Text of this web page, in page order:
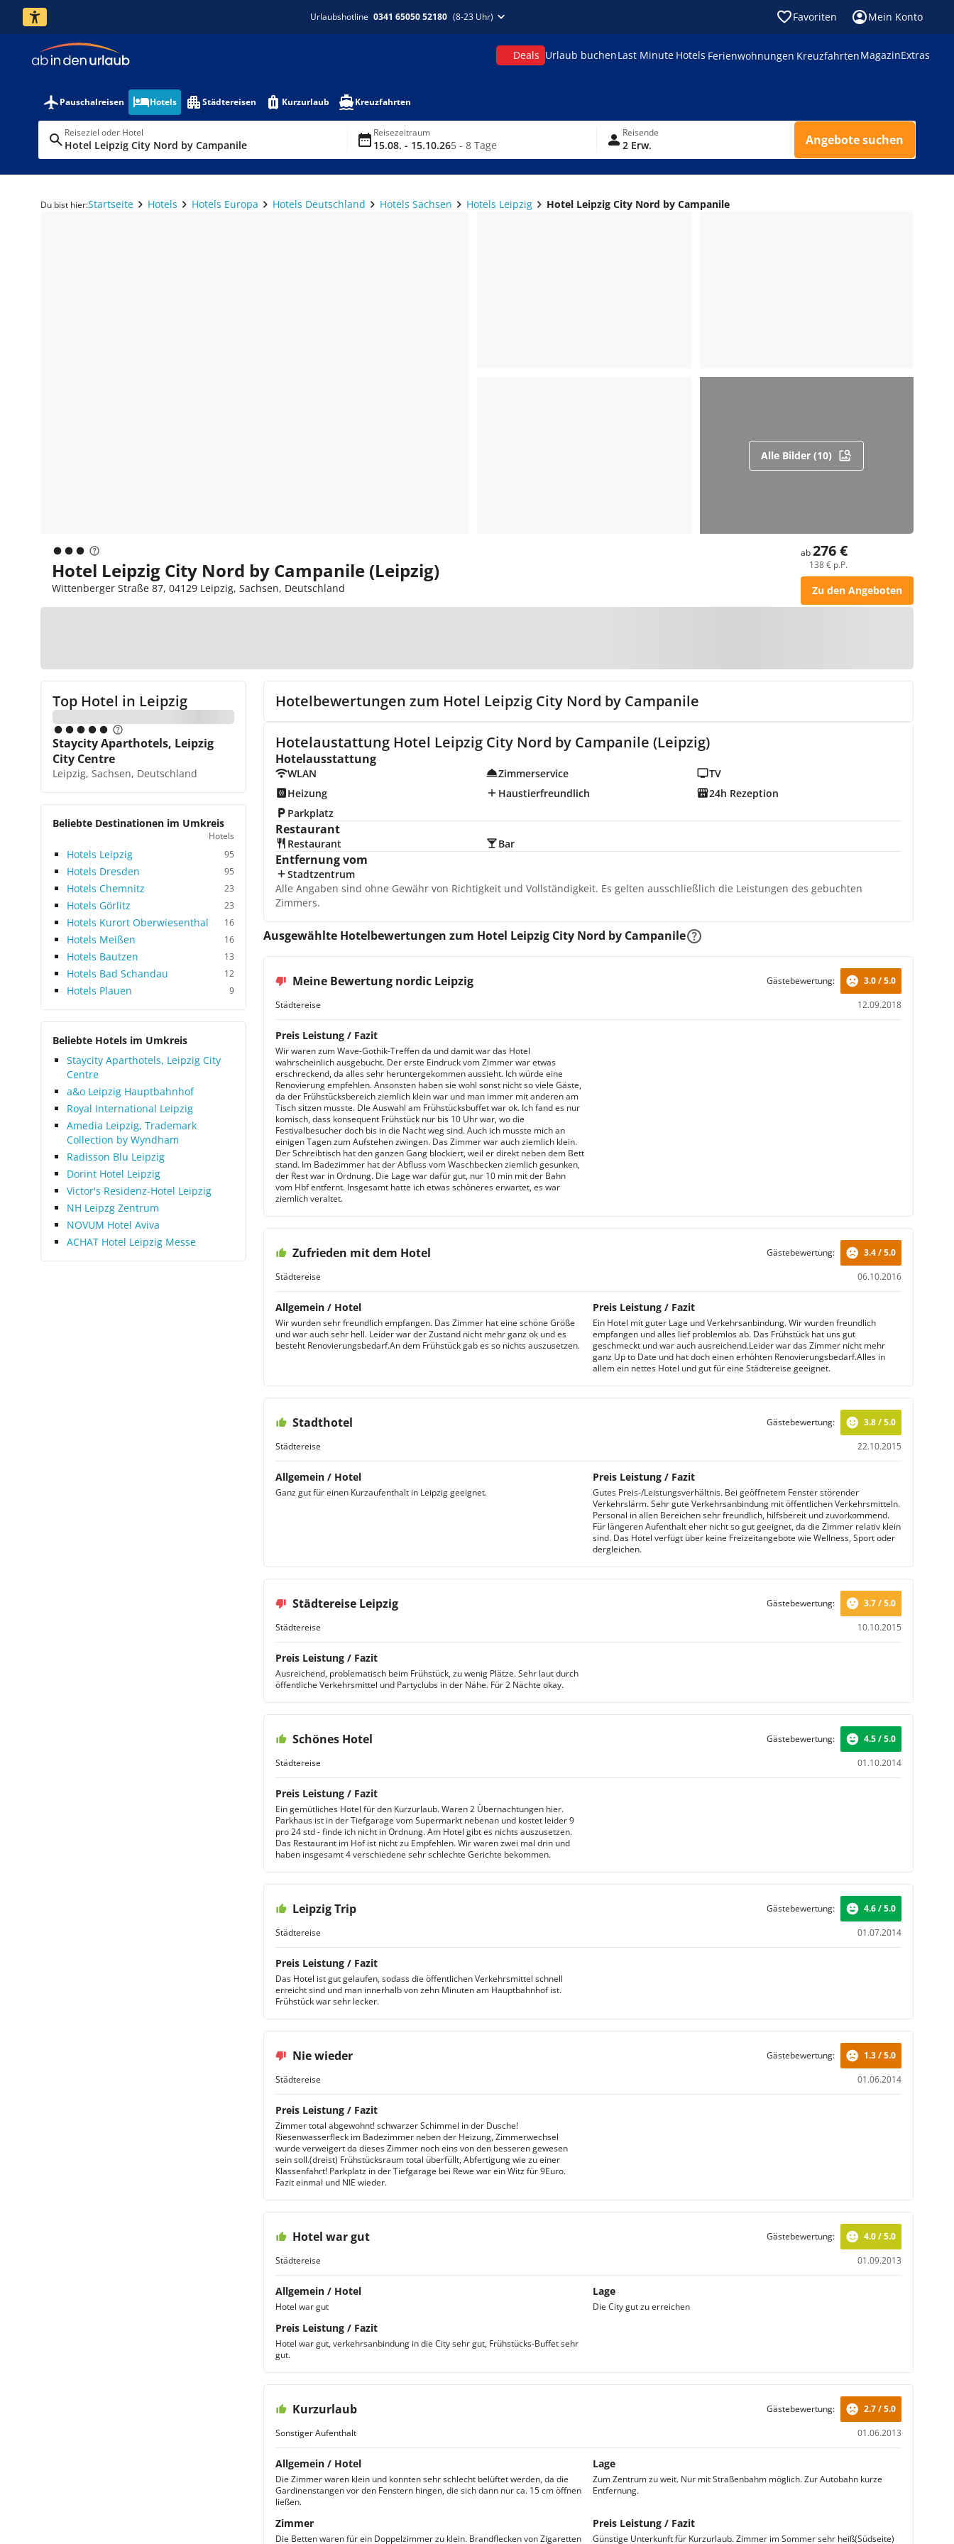
Urlaubshotline 0341 65050 52180 (8-23 Uhr) Favoriten Mein Konto
Deals Urlaub buchenLast Minute Hotels Ferienwohnungen KreuzfahrtenMagazinExtras
Pauschalreisen Hotels Städtereisen Kurzurlaub Kreuzfahrten
Reiseziel oder Hotel
Hotel Leipzig City Nord by Campanile
Reisezeitraum
15.08. - 15.10.265 - 8 Tage
Reisende
2 Erw. Angebote suchen
Du bist hier:Startseite Hotels Hotels Europa Hotels Deutschland Hotels Sachsen Hotels Leipzig Hotel Leipzig City Nord by Campanile
Alle Bilder (10)
Hotel Leipzig City Nord by Campanile (Leipzig)
Wittenberger Straße 87, 04129 Leipzig, Sachsen, Deutschland
ab276 €
138 € p.P.
Zu den Angeboten
Top Hotel in Leipzig
Staycity Aparthotels, Leipzig
City Centre
Leipzig, Sachsen, Deutschland
Beliebte Destinationen im Umkreis
Hotels
Hotels Leipzig 95
Hotels Dresden 95
Hotels Chemnitz 23
Hotels Görlitz 23
Hotels Kurort Oberwiesenthal 16
Hotels Meißen 16
Hotels Bautzen 13
Hotels Bad Schandau 12
Hotels Plauen 9
Beliebte Hotels im Umkreis
Staycity Aparthotels, Leipzig City
Centre
a&o Leipzig Hauptbahnhof
Royal International Leipzig
Amedia Leipzig, Trademark
Collection by Wyndham
Radisson Blu Leipzig
Dorint Hotel Leipzig
Victor's Residenz-Hotel Leipzig
NH Leipzg Zentrum
NOVUM Hotel Aviva
ACHAT Hotel Leipzig Messe
Hotelbewertungen zum Hotel Leipzig City Nord by Campanile
Hotelaustattung Hotel Leipzig City Nord by Campanile (Leipzig)
Hotelausstattung
WLAN Zimmerservice
TV
Heizung
Haustierfreundlich
24h Rezeption
Parkplatz
Restaurant
Restaurant Bar
Entfernung vom
Stadtzentrum
Alle Angaben sind ohne Gewähr von Richtigkeit und Vollständigkeit. Es gelten ausschließlich die Leistungen des gebuchten
Zimmers.
Ausgewählte Hotelbewertungen zum Hotel Leipzig City Nord by Campanile
Meine Bewertung nordic Leipzig
Städtereise 12.09.2018
Gästebewertung: 3.0 / 5.0
Preis Leistung / Fazit
Wir waren zum Wave-Gothik-Treffen da und damit war das Hotel
wahrscheinlich ausgebucht. Der erste Eindruck vom Zimmer war etwas
erschreckend, da alles sehr heruntergekommen aussieht. Ich würde eine
Renovierung empfehlen. Ansonsten haben sie wohl sonst nicht so viele Gäste,
da der Frühstücksbereich ziemlich klein war und man immer mit anderen am
Tisch sitzen musste. DIe Auswahl am Frühstücksbuffet war ok. Ich fand es nur
komisch, dass konsequent Frühstück nur bis 10 Uhr war, wo die
Festivalbesucher doch bis in die Nacht weg sind. Auch ich musste mich an
einigen Tagen zum Aufstehen zwingen. Das Zimmer war auch ziemlich klein.
Der Schreibtisch hat den ganzen Gang blockiert, weil er direkt neben dem Bett
stand. Im Badezimmer hat der Abfluss vom Waschbecken ziemlich gesunken,
der Rest war in Ordnung. Die Lage war dafür gut, nur 10 min mit der Bahn
vom Hbf entfernt. Insgesamt hatte ich etwas schöneres erwartet, es war
ziemlich veraltet.
Zufrieden mit dem Hotel
Städtereise 06.10.2016
Gästebewertung: 3.4 / 5.0
Allgemein / Hotel
Wir wurden sehr freundlich empfangen. Das Zimmer hat eine schöne Größe
und war auch sehr hell. Leider war der Zustand nicht mehr ganz ok und es
besteht Renovierungsbedarf.An dem Frühstück gab es so nichts auszusetzen.
Preis Leistung / Fazit
Ein Hotel mit guter Lage und Verkehrsanbindung. Wir wurden freundlich
empfangen und alles lief problemlos ab. Das Frühstück hat uns gut
geschmeckt und war auch ausreichend.Leider war das Zimmer nicht mehr
ganz Up to Date und hat doch einen erhöhten Renovierungsbedarf.Alles in
allem ein nettes Hotel und gut für eine Städtereise geeignet.
Stadthotel
Städtereise 22.10.2015
Gästebewertung: 3.8 / 5.0
Allgemein / Hotel
Ganz gut für einen Kurzaufenthalt in Leipzig geeignet.
Preis Leistung / Fazit
Gutes Preis-/Leistungsverhältnis. Bei geöffnetem Fenster störender
Verkehrslärm. Sehr gute Verkehrsanbindung mit öffentlichen Verkehrsmitteln.
Personal in allen Bereichen sehr freundlich, hilfsbereit und zuvorkommend.
Für längeren Aufenthalt eher nicht so gut geeignet, da die Zimmer relativ klein
sind. Das Hotel verfügt über keine Freizeitangebote wie Wellness, Sport oder
dergleichen.
Städtereise Leipzig
Städtereise 10.10.2015
Gästebewertung: 3.7 / 5.0
Preis Leistung / Fazit
Ausreichend, problematisch beim Frühstück, zu wenig Plätze. Sehr laut durch
öffentliche Verkehrsmittel und Partyclubs in der Nähe. Für 2 Nächte okay.
Schönes Hotel
Städtereise 01.10.2014
Gästebewertung: 4.5 / 5.0
Preis Leistung / Fazit
Ein gemütliches Hotel für den Kurzurlaub. Waren 2 Übernachtungen hier.
Parkhaus ist in der Tiefgarage vom Supermarkt nebenan und kostet leider 9
pro 24 std - finde ich nicht in Ordnung. Am Hotel gibt es nichts auszusetzen.
Das Restaurant im Hof ist nicht zu Empfehlen. Wir waren zwei mal drin und
haben insgesamt 4 verschiedene sehr schlechte Gerichte bekommen.
Leipzig Trip
Städtereise 01.07.2014
Gästebewertung: 4.6 / 5.0
Preis Leistung / Fazit
Das Hotel ist gut gelaufen, sodass die öffentlichen Verkehrsmittel schnell
erreicht sind und man innerhalb von zehn Minuten am Hauptbahnhof ist.
Frühstück war sehr lecker.
Nie wieder
Städtereise 01.06.2014
Gästebewertung: 1.3 / 5.0
Preis Leistung / Fazit
Zimmer total abgewohnt! schwarzer Schimmel in der Dusche!
Riesenwasserfleck im Badezimmer neben der Heizung, Zimmerwechsel
wurde verweigert da dieses Zimmer noch eins von den besseren gewesen
sein soll.(dreist) Frühstücksraum total überfüllt, Abfertigung wie zu einer
Klassenfahrt! Parkplatz in der Tiefgarage bei Rewe war ein Witz für 9Euro.
Fazit einmal und NIE wieder.
Hotel war gut
Städtereise 01.09.2013
Gästebewertung: 4.0 / 5.0
Allgemein / Hotel
Hotel war gut
Lage
Die City gut zu erreichen
Preis Leistung / Fazit
Hotel war gut, verkehrsanbindung in die City sehr gut, Frühstücks-Buffet sehr
gut.
Kurzurlaub
Sonstiger Aufenthalt 01.06.2013
Gästebewertung: 2.7 / 5.0
Allgemein / Hotel
Die Zimmer waren klein und konnten sehr schlecht belüftet werden, da die
Gardinenstangen vor den Fenstern hingen, die sich dann nur ca. 15 cm öffnen
ließen.
Lage
Zum Zentrum zu weit. Nur mit Straßenbahm möglich. Zur Autobahn kurze
Entfernung.
Zimmer
Die Betten waren für ein Doppelzimmer zu klein. Brandflecken von Zigaretten
Preis Leistung / Fazit
Günstige Unterkunft für Kurzurlaub. Zimmer im Sommer sehr heiß(Südseite)